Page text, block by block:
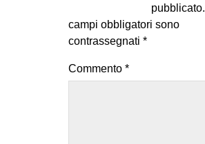
MOBILITAZIONI
SPAZI
pubblicato.
campi obbligatori sono
contrassegnati *
Commento *